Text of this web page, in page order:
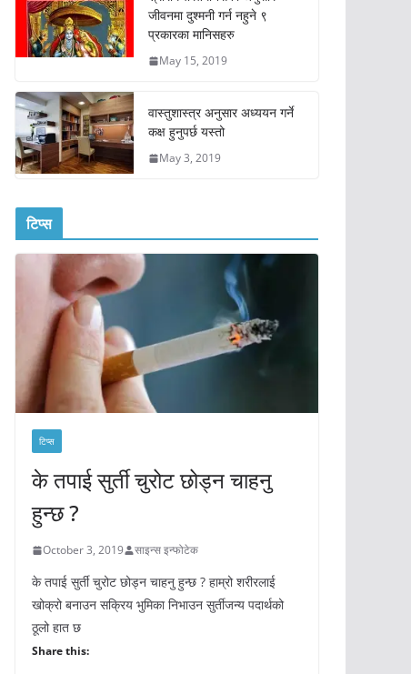
जीवनमा दुश्मनी गर्न नहुने ९
प्रकारका मानिसहरु
May 15, 2019
वास्तुशास्त्र अनुसार अध्ययन गर्ने
कक्ष हुनुपर्छ यस्तो
May 3, 2019
टिप्स
टिप्स
के तपाई सुर्ती चुरोट छोड्न चाहनु
हुन्छ ?
October 3, 2019 साइन्स इन्फोटेक
के तपाई सुर्ती चुरोट छोड्न चाहनु हुन्छ ? हाम्रो शरीरलाई
खोक्रो बनाउन सक्रिय भुमिका निभाउन सुर्तीजन्य पदार्थको
ठूलो हात छ
Share this: